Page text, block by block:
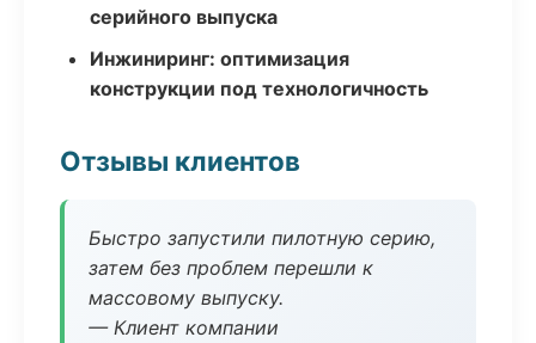
серийного выпуска
Инжиниринг: оптимизация
конструкции под технологичность
Отзывы клиентов
Быстро запустили пилотную серию,
затем без проблем перешли к
массовому выпуску.
— Клиент компании